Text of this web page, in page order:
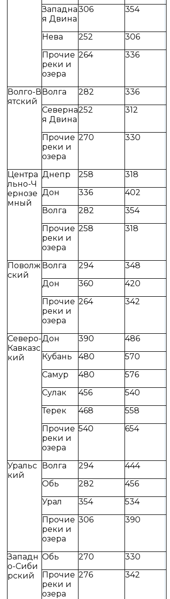
Западна
я Двина
306 354
Нева 252
306
Прочие
реки и
озера
264 336
Волго-В
ятский
Волга 282
336
Северна
я Двина
252 312
Прочие
реки и
озера
270 330
Центра
льно-Ч
ернозе
мный
Днепр 258
318
Дон
336
402
Волга
282
354
Прочие
реки и
озера
258 318
Поволж
ский
Волга 294
348
Дон
360
420
Прочие
реки и
озера
264 342
Северо-
Кавказс
кий
Дон 390
486
Кубань
480
570
Самур
480
576
Сулак
456
540
Терек
468
558
Прочие
реки и
озера
540 654
Уральс
кий
Волга 294
444
Обь
282
456
Урал
354
534
Прочие
реки и
озера
306 390
Западн
о-Сиби
рский
Обь 270
330
Прочие
реки и
озера
276 342